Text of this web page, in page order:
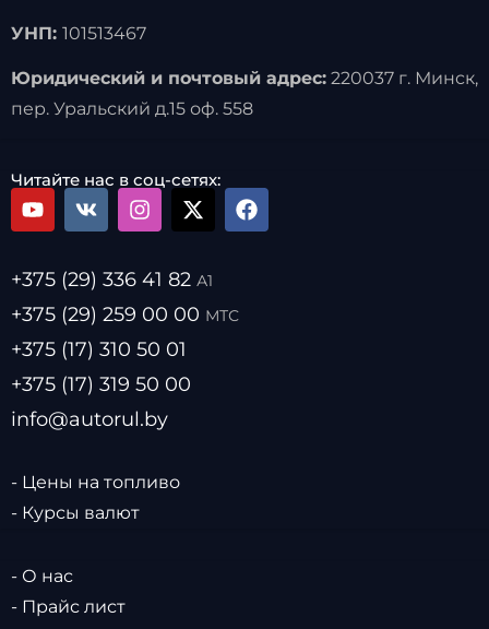
УНП: 101513467
Юридический и почтовый адрес:220037 г. Минск,
пер. Уральский д.15 оф. 558
Читайте нас в соц-сетях:
+375 (29) 336 41 82 А1
+375 (29) 259 00 00 МТС
+375 (17) 310 50 01
+375 (17) 319 50 00
info@autorul.by
- Цены на топливо
- Курсы валют
- О нас
- Прайс лист